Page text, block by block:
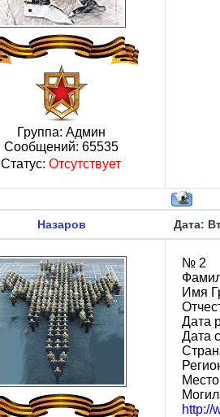
Группа: Админ
Сообщений: 65535
Статус: Отсутствует
Назаров Дата:
№ 2
Имя
Дата
Дата
http://